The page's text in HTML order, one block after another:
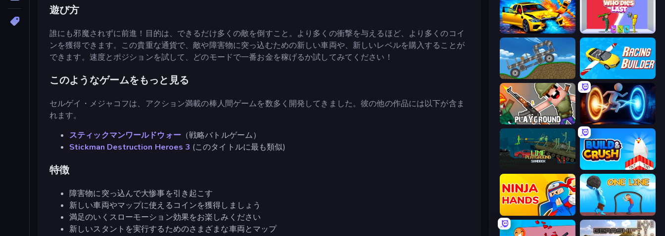
遊び方
誰にも邪魔されずに前進！目的は、できるだけ多くの敵を倒すこと。より多くの衝撃を与えるほど、より多くのコイ
ンを獲得できます。この貴重な通貨で、敵や障害物に突っ込むための新しい車両や、新しいレベルを購入することが
できます。速度とポジションを試して、どのモードで一番お金を稼げるか試してみてください！
このようなゲームをもっと見る
セルゲイ・メジャコフは、アクション満載の棒人間ゲームを数多く開発してきました。彼の他の作品には以下が含ま
れます。
スティックマンワールドウォー（戦略バトルゲーム）
Stickman Destruction Heroes 3 (このタイトルに最も類似)
特徴
障害物に突っ込んで大惨事を引き起こす
新しい車両やマップに使えるコインを獲得しましょう
満足のいくスローモーション効果をお楽しみください
新しいスタントを実行するためのさまざまな車両とマップ
BMG: Ragdoll Playground Who Dies Last?
Move It! Racing Builder
Playground Portal Escape
Build and Crush
Ninja Hands One Line